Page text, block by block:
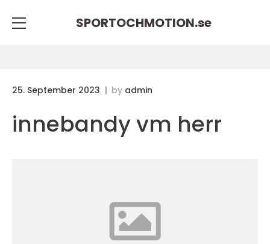
SPORTOCHMOTION.se
25. September 2023 by admin
innebandy vm herr